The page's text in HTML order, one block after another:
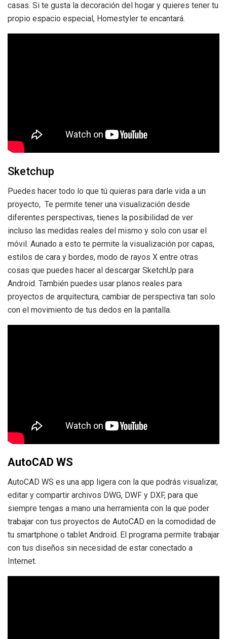
casas. Si te gusta la decoración del hogar y quieres tener tu
propio espacio especial, Homestyler te encantará.
Sketchup
Puedes hacer todo lo que tú quieras para darle vida a un
proyecto, Te permite tener una visualización desde
diferentes perspectivas, tienes la posibilidad de ver
incluso las medidas reales del mismo y solo con usar el
móvil. Aunado a esto te permite la visualización por capas,
estilos de cara y bordes, modo de rayos X entre otras
cosas que puedes hacer al descargar SketchUp para
Android. También puedes usar planos reales para
proyectos de arquitectura, cambiar de perspectiva tan solo
con el movimiento de tus dedos en la pantalla.
AutoCAD WS
AutoCAD WS es una app ligera con la que podrás visualizar,
editar y compartir archivos DWG, DWF y DXF, para que
siempre tengas a mano una herramienta con la que poder
trabajar con tus proyectos de AutoCAD en la comodidad de
tu smartphone o tablet Android. El programa permite trabajar
con tus diseños sin necesidad de estar conectado a
Internet.